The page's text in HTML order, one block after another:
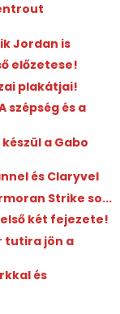
Jordan is
előzetese!
plakátjai!
szépség és a
a Gabo
és Claryvel
Strike so...
két fejezete!
tutira jön a
és